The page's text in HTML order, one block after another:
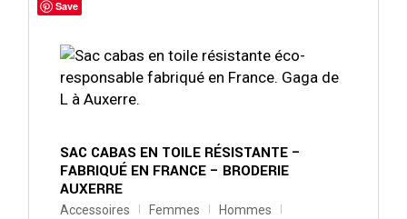
Save
SAC CABAS EN TOILE RÉSISTANTE –
FABRIQUÉ EN FRANCE – BRODERIE
AUXERRE
Accessoires Femmes
Hommes
produit
variations.
options
peuvent
page
produit